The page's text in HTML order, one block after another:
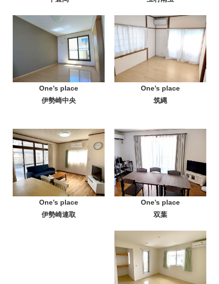
One’s place
伊勢崎中央
One’s place
筑縄
One’s place
伊勢崎連取
One’s place
双葉